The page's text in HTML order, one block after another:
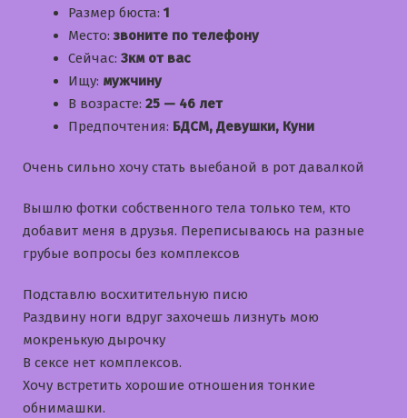
Размер бюста: 1
Место:звоните по телефону
Сейчас: 3км от вас
Ищу: мужчину
В возрасте: 25 — 46 лет
Предпочтения: БДСМ, Девушки, Куни
Очень сильно хочу стать выебаной в рот давалкой
Вышлю фотки собственного тела только тем, кто
добавит меня в друзья. Переписываюсь на разные
грубые вопросы без комплексов
Подставлю восхитительную писю
Раздвину ноги вдруг захочешь лизнуть мою
мокренькую дырочку
В сексе нет комплексов.
Хочу встретить хорошие отношения тонкие
обнимашки.